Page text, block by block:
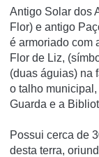
Antigo Solar dos
Flor) e antigo
é armoriado com
Flor de Liz,
(duas águias) na
o talho
Guarda e a
Possui cerca de
desta terra,